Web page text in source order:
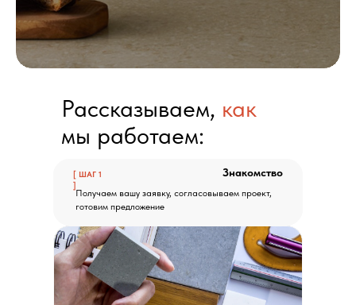
Рассказываем, как
мы работаем:
Получаем вашу заявку, согласовываем проект,
готовим предложение
Знакомство
[ ШАГ 1
]